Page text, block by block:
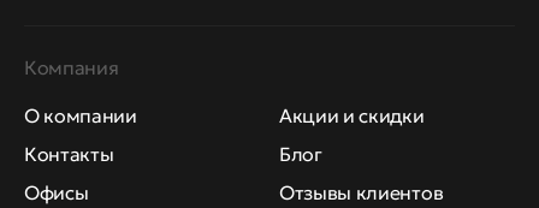
Компания
О компании
Контакты
Офисы
Акции и скидки
Блог
Отзывы клиентов